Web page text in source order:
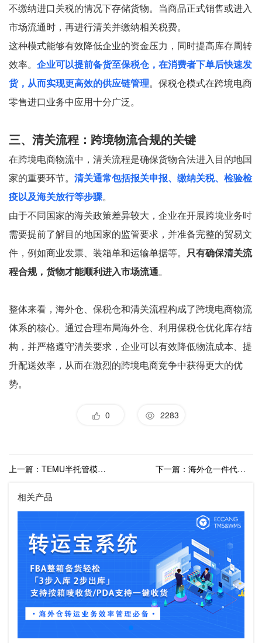
不缴纳进口关税的情况下存储货物。当商品正式销售或进入
市场流通时，再进行清关并缴纳相关税费。
这种模式能够有效降低企业的资金压力，同时提高库存周转
效率。 企业可以提前备货至保税仓，在消费者下单后快速发
货，从而实现更高效的供应链管理。保税仓模式在跨境电商
零售进口业务中应用十分广泛。
三、清关流程：跨境物流合规的关键
在跨境电商物流中，清关流程是确保货物合法进入目的地国
家的重要环节。 清关通常包括报关申报、缴纳关税、检验检
疫以及海关放行等步骤。
由于不同国家的海关政策差异较大，企业在开展跨境业务时
需要提前了解目的地国家的监管要求，并准备完整的贸易文
件，例如商业发票、装箱单和运输单据等。 只有确保清关流
程合规，货物才能顺利进入市场流通。
整体来看，海外仓、保税仓和清关流程构成了跨境电商物流
体系的核心。通过合理布局海外仓、利用保税仓优化库存结
构，并严格遵守清关要求，企业可以有效降低物流成本、提
升配送效率，从而在激烈的跨境电商竞争中获得更大的优
势。
0 2283
上一篇：TEMU半托管模式对跨境物流有哪些影响？半托管模式下如何选择物流商？ 下一篇：海外仓一件代发成大势所趋？一件代发模式深度解析
相关产品